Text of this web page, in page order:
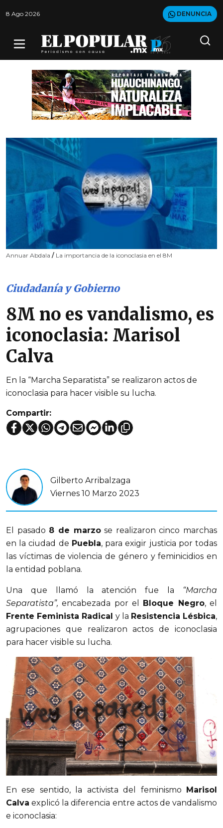
8 Ago 2026 DENUNCIA
Annuar Abdala / La importancia de la iconoclasia en el 8M
Ciudadanía y Gobierno
8M no es vandalismo, es
iconoclasia: Marisol
Calva
En la “Marcha Separatista” se realizaron actos de
iconoclasia para hacer visible su lucha.
Compartir:
Gilberto Arribalzaga
Viernes 10 Marzo 2023
El pasado 8 de marzose realizaron cinco marchas
en la ciudad de Puebla, para exigir justicia por todas
las víctimas de violencia de género y feminicidios en
la entidad poblana.
Una que llamó la atención fue la “Marcha
Separatista”, encabezada por el Bloque Negro, el
Frente Feminista Radical y la Resistencia Lésbica,
agrupaciones que realizaron actos de iconoclasia
para hacer visible su lucha.
En ese sentido, la activista del feminismo Marisol
Calva explicó la diferencia entre actos de vandalismo
e iconoclasia: